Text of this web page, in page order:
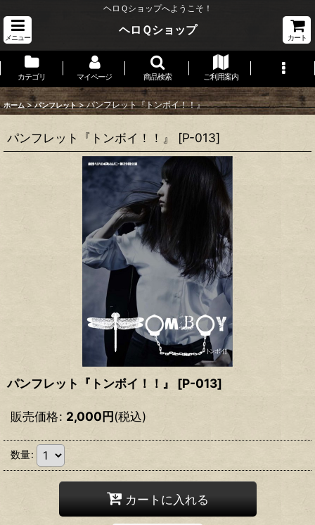
ヘロＱショップへようこそ！
メニュー
ヘロＱショップ
カート
カテゴリ マイページ 商品検索 ご利用案内
ホーム > パンフレット > パンフレット『トンボイ！！』
パンフレット『トンボイ！！』 [P-013]
パンフレット『トンボイ！！』 [P-013]
販売価格: 2,000円(税込)
数量:
カートに入れる